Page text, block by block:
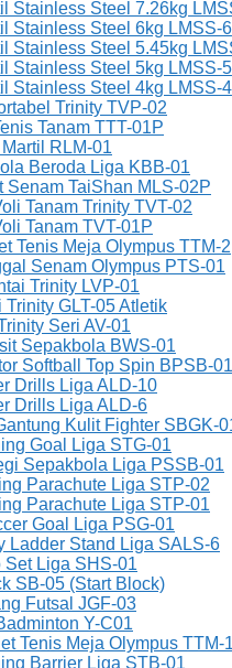
Stainless Steel 7.26kg
Stainless Steel 6kg LMSS-6
Stainless Steel 5.45kg
Stainless Steel 5kg LMSS-5
Stainless Steel 4kg LMSS-4
Trinity TVP-02
Tanam TTT-01P
RLM-01
Beroda Liga KBB-01
Senam TaiShan MLS-02P
Tanam Trinity TVT-02
Tanam TVT-01P
Tenis Meja Olympus TTM-2
Senam Olympus PTS-01
Trinity LVP-01
GLT-05 Atletik
Seri AV-01
Sepakbola BWS-01
Softball Top Spin BPSB-01
Drills Liga ALD-10
Drills Liga ALD-6
Kulit Fighter SBGK-
Goal Liga STG-01
Sepakbola Liga PSSB-01
Parachute Liga STP-02
Parachute Liga STP-01
Goal Liga PSG-01
Ladder Stand Liga SALS-6
Set Liga SHS-01
SB-05 (Start Block)
Futsal JGF-03
Y-C01
Tenis Meja Olympus TTM-1
Barrier Liga STB-01